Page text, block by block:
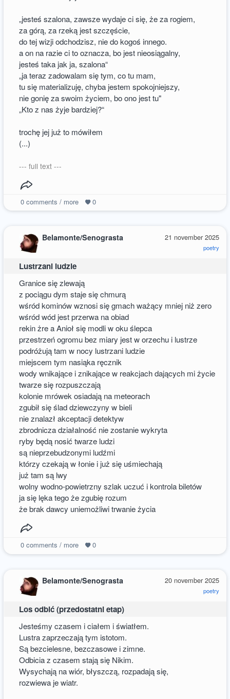
„jesteś szalona, zawsze wydaje ci się, że za rogiem,
za górą, za rzeką jest szczęście,
do tej wizji odchodzisz, nie do kogoś innego.
a on na razie ci to oznacza, bo jest nieosiągalny,
jesteś taka jak ja, szalona“
„ja teraz zadowalam się tym, co tu mam,
tu się materializuję, chyba jestem spokojniejszy,
nie gonię za swoim życiem, bo ono jest tu"
„Kto z nas żyje bardziej?“
trochę jej już to mówiłem
(...)
--- full text ---
0comments / more 0
21 november 2025
poetry
Belamonte/Senograsta
Lustrzani ludzie
Granice się zlewają
z pociągu dym staje się chmurą
wśród kominów wznosi się gmach ważący mniej niż zero
wśród wód jest przerwa na obiad
rekin żre a Anioł się modli w oku ślepca
przestrzeń ogromu bez miary jest w orzechu i lustrze
podróżują tam w nocy lustrzani ludzie
miejscem tym nasiąka ręcznik
wody wnikające i znikające w reakcjach dających mi życie
twarze się rozpuszczają
kolonie mrówek osiadają na meteorach
zgubił się ślad dziewczyny w bieli
nie znalazł akceptacji detektyw
zbrodnicza działalność nie zostanie wykryta
ryby będą nosić twarze ludzi
są nieprzebudzonymi ludźmi
którzy czekają w łonie i już się uśmiechają
już tam są lwy
wolny wodno-powietrzny szlak uczuć i kontrola biletów
ja się lęka tego że zgubię rozum
że brak dawcy uniemożliwi trwanie życia
0comments / more 0
20 november 2025
poetry
Belamonte/Senograsta
Los odbić (przedostatni etap)
Jesteśmy czasem i ciałem i światłem.
Lustra zaprzeczają tym istotom.
Są bezcielesne, bezczasowe i zimne.
Odbicia z czasem stają się Nikim.
Wysychają na wiór, błyszczą, rozpadają się,
rozwiewa je wiatr.